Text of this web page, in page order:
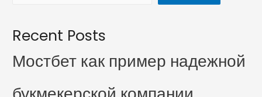
Recent Posts
Мостбет как пример надежной